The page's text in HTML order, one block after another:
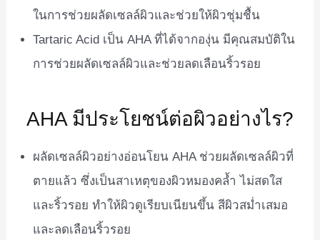
ในการช่วยผลัดเซลล์ผิวและช่วยให้ผิวชุ่มชื้น
Tartaric Acid เป็น AHA ที่ได้จากองุ่น มีคุณสมบัติใน
การช่วยผลัดเซลล์ผิวและช่วยลดเลือนริ้วรอย
AHA มีประโยชน์ต่อผิวอย่างไร?
ผลัดเซลล์ผิวอย่างอ่อนโยน AHA ช่วยผลัดเซลล์ผิวที่
ตายแล้ว ซึ่งเป็นสาเหตุของผิวหมองคล้ำ ไม่สดใส
และริ้วรอย ทำให้ผิวดูเรียบเนียนขึ้น สีผิวสม่ำเสมอ
และลดเลือนริ้วรอย